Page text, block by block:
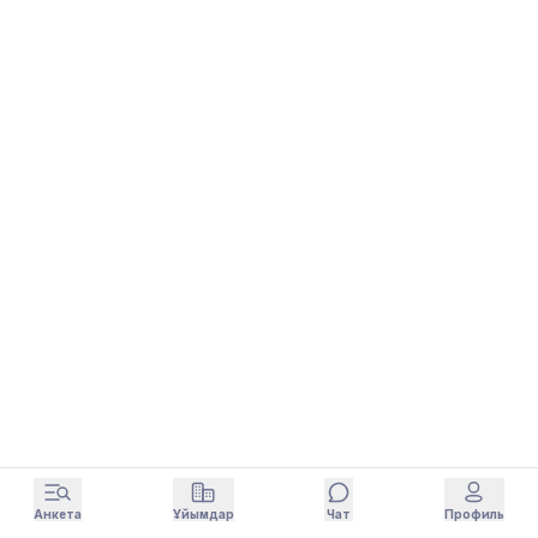
Анкета Ұйымдар Чат Профиль